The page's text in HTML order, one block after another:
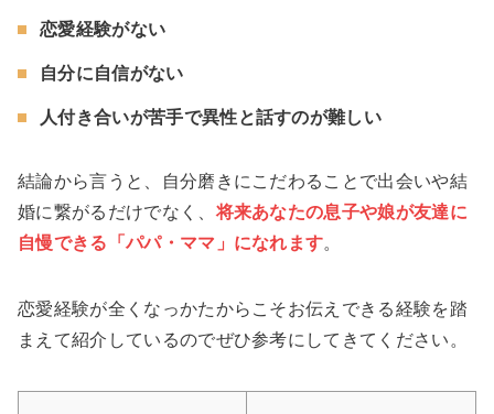
恋愛経験がない
自分に自信がない
人付き合いが苦手で異性と話すのが難しい
結論から言うと、自分磨きにこだわることで出会いや結
婚に繋がるだけでなく、将来あなたの息子や娘が友達に
自慢できる「パパ・ママ」になれます。
恋愛経験が全くなっかたからこそお伝えできる経験を踏
まえて紹介しているのでぜひ参考にしてきてください。